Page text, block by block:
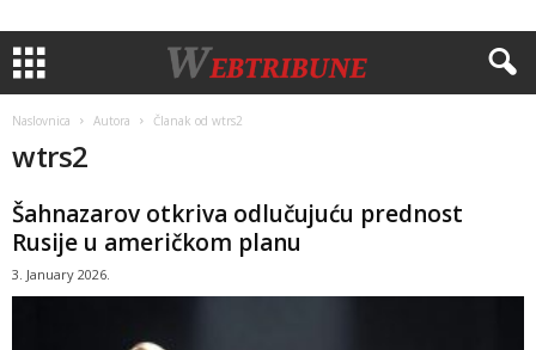
Naslovnica Autora Članak od wtrs2
wtrs2
Šahnazarov otkriva odlučujuću prednost
Rusije u američkom planu
3. January 2026.